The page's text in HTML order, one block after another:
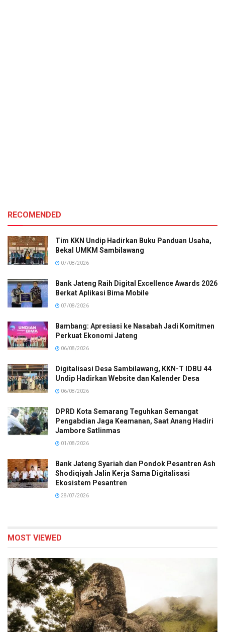
RECOMENDED
Tim KKN Undip Hadirkan Buku Panduan Usaha,
Bekal UMKM Sambilawang
07/08/2026
Bank Jateng Raih Digital Excellence Awards 2026
Berkat Aplikasi Bima Mobile
07/08/2026
Bambang: Apresiasi ke Nasabah Jadi Komitmen
Perkuat Ekonomi Jateng
06/08/2026
Digitalisasi Desa Sambilawang, KKN-T IDBU 44
Undip Hadirkan Website dan Kalender Desa
06/08/2026
DPRD Kota Semarang Teguhkan Semangat
Pengabdian Jaga Keamanan, Saat Anang Hadiri
Jambore Satlinmas
01/08/2026
Bank Jateng Syariah dan Pondok Pesantren Ash
Shodiqiyah Jalin Kerja Sama Digitalisasi
Ekosistem Pesantren
28/07/2026
MOST VIEWED